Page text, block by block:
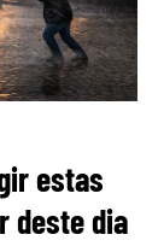
estas
deste dia